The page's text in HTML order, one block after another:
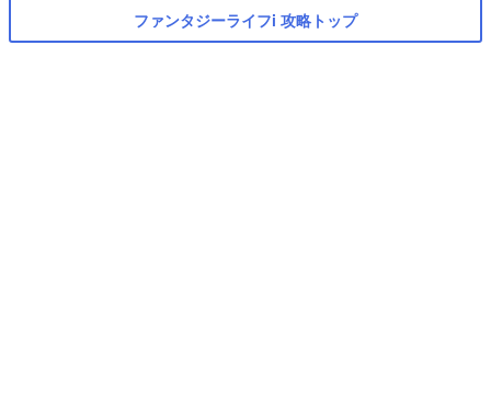
ファンタジーライフi 攻略トップ